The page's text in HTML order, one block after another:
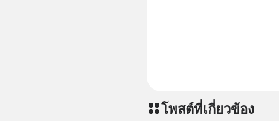
โพสต์ที่เกี่ยวข้อง